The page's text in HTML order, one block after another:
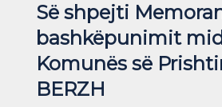
Së shpejti
bashkëpunimit
Komunës së
BERZH